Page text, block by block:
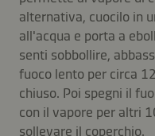
alternativa, cuocilo in
all'acqua e porta a
senti sobbollire,
fuoco lento per circa
chiuso. Poi spegni il
con il vapore per altri
sollevare il coperchio.